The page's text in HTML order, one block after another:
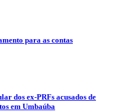
para as contas
dos ex-PRFs acusados de
em Umbaúba